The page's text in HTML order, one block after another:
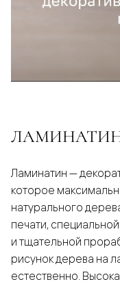
Ламинатин —
которое
натурального
печати,
и тщательной
рисунок дерева на
естественно.